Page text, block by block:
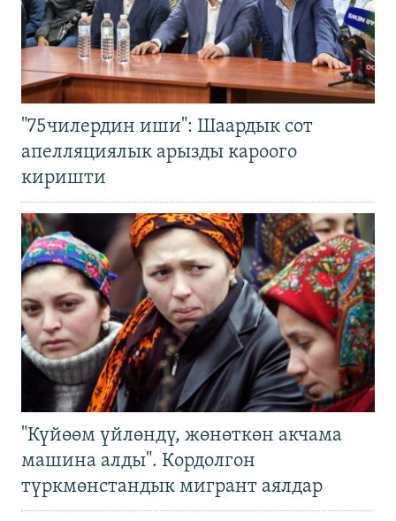
"75чилердин иши": Шаардык сот
апелляциялык арызды кароого
киришти
"Күйөөм үйлөндү, жөнөткөн акчама
машина алды". Кордолгон
түркмөнстандык мигрант аялдар